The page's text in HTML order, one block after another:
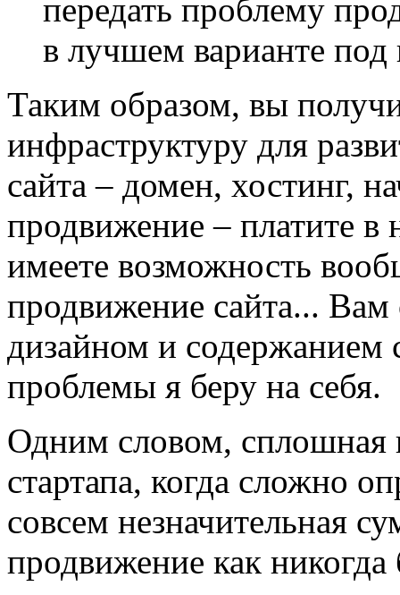
передать проблему
в лучшем варианте под
Таким образом, вы
инфраструктуру для
сайта – домен, хостинг,
продвижение – платите в
имеете возможность
продвижение сайта... Вам
дизайном и содержанием
проблемы я беру на себя.
Одним словом, сплошная
стартапа, когда сложно
совсем незначительная
продвижение как никогда